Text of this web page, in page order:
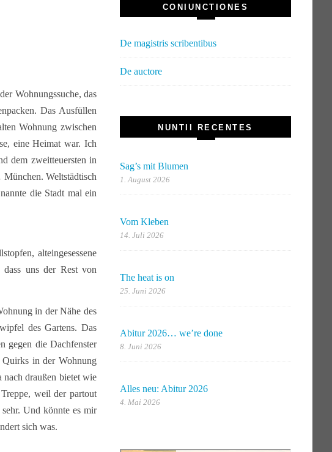
Wohnungssuche, das
Das Ausfüllen
Wohnung zwischen
eine Heimat war. Ich
dem zweitteuersten in
Weltstädtisch
die Stadt mal ein
alteingesessene
uns der Rest von
in der Nähe des
des Gartens. Das
gegen die Dachfenster
Quirks in der Wohnung
nach draußen bietet wie
weil der partout
Und könnte es mir
sich was.
CONIUNCTIONES
De magistris scribentibus
De auctore
NUNTII RECENTES
Sag’s mit Blumen
1. August 2026
Vom Kleben
14. Juli 2026
The heat is on
25. Juni 2026
Abitur 2026… we’re done
8. Juni 2026
Alles neu: Abitur 2026
4. Mai 2026